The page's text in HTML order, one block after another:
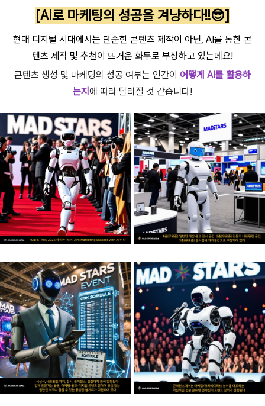
[AI로 마케팅의 성공을 겨냥하다!!😎]
현대 디지털 시대에서는 단순한 콘텐츠 제작이 아닌, AI를 통한 콘
텐츠 제작 및 추천이 뜨거운 화두로 부상하고 있는데요!
콘텐츠 생성 및 마케팅의 성공 여부는 인간이 어떻게 AI를 활용하
는지 에 따라 달라질 것 같습니다!